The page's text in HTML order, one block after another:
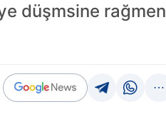
düşmsine rağmen